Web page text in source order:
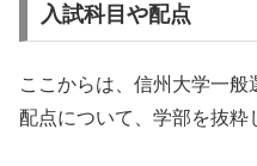
入試科目や配点
ここからは、信州大学一
配点について、学部を抜粋